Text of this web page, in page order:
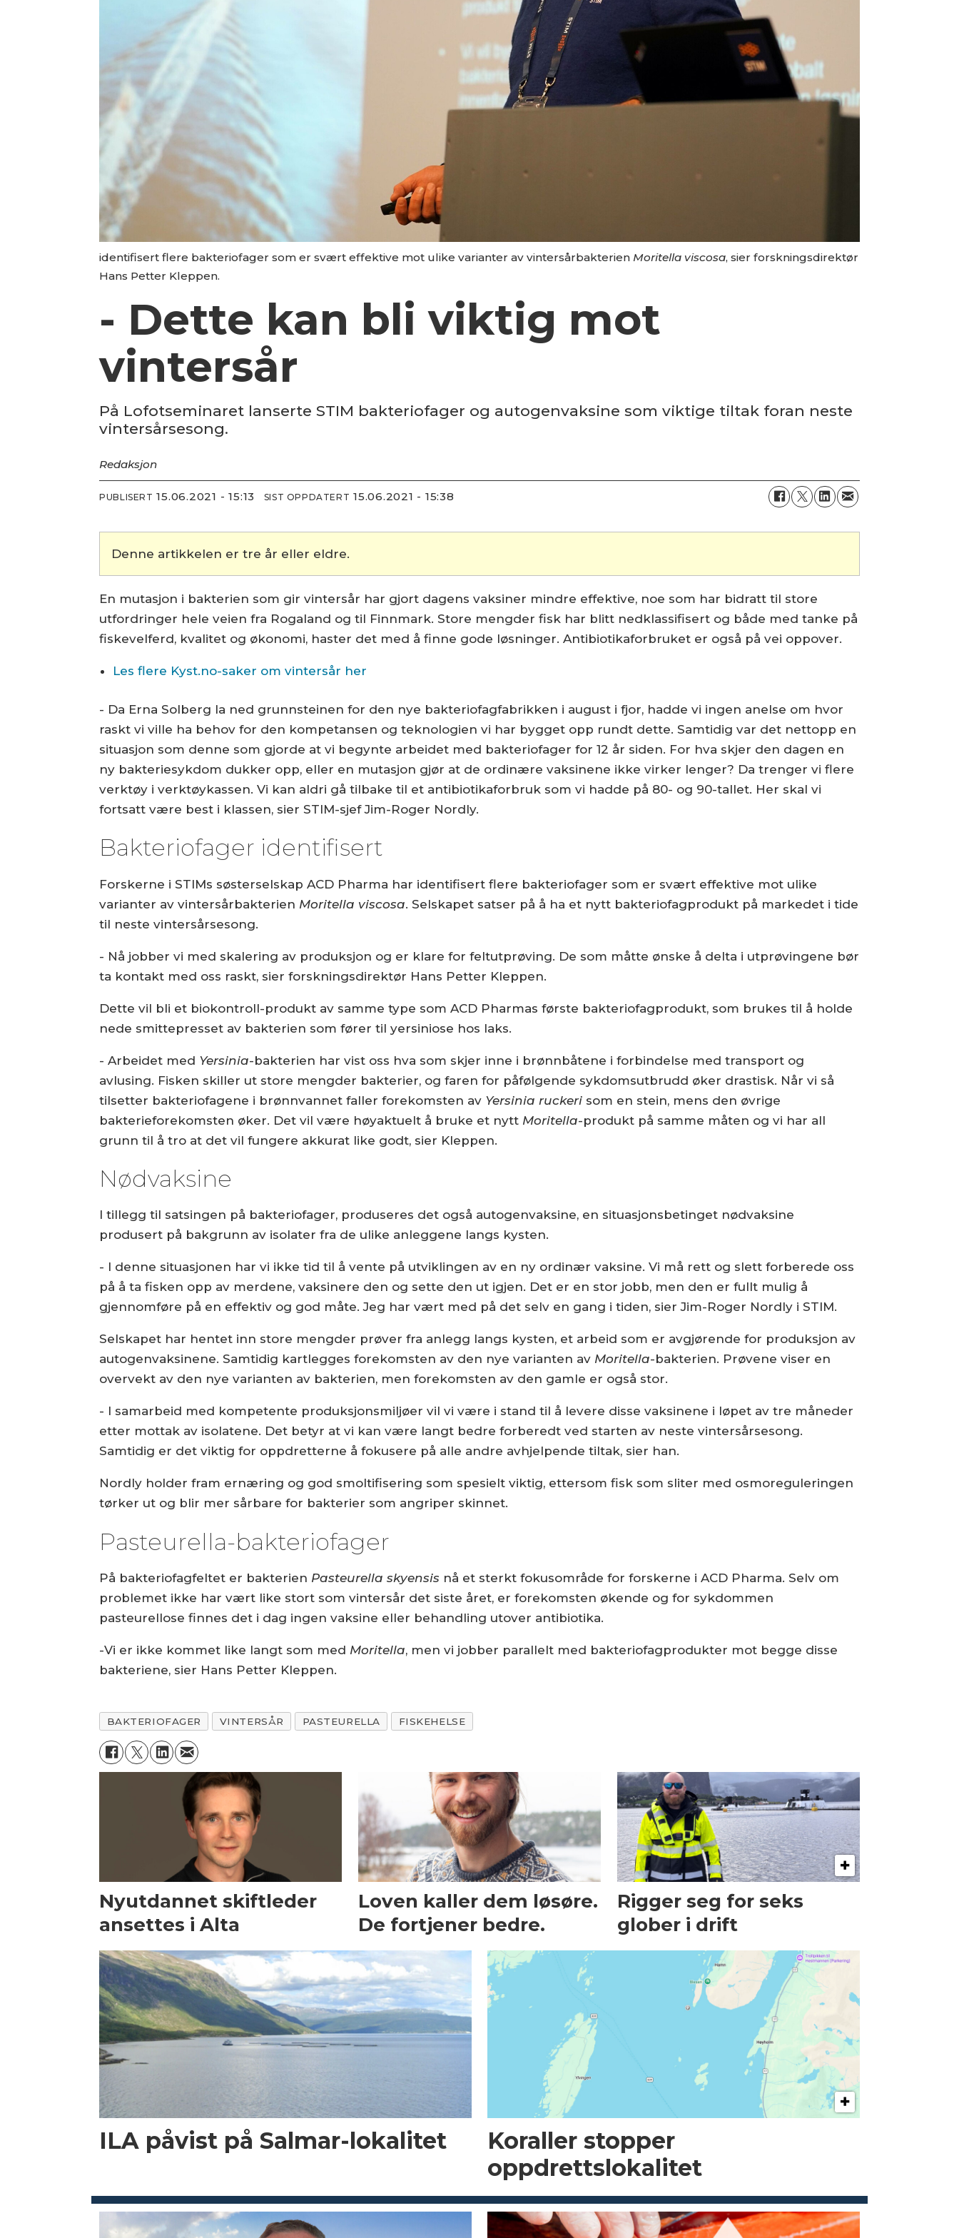
identifisert flere bakteriofager som er svært effektive mot ulike varianter av vintersårbakterien Moritella viscosa, sier forskningsdirektør
Hans Petter Kleppen.
- Dette kan bli viktig mot
vintersår
På Lofotseminaret lanserte STIM bakteriofager og autogenvaksine som viktige tiltak foran neste
vintersårsesong.
Redaksjon
PUBLISERT 15.06.2021 - 15:13 SIST OPPDATERT 15.06.2021 - 15:38
Denne artikkelen er tre år eller eldre.
En mutasjon i bakterien som gir vintersår har gjort dagens vaksiner mindre effektive, noe som har bidratt til store
utfordringer hele veien fra Rogaland og til Finnmark. Store mengder fisk har blitt nedklassifisert og både med tanke på
fiskevelferd, kvalitet og økonomi, haster det med å finne gode løsninger. Antibiotikaforbruket er også på vei oppover.
Les flere Kyst.no-saker om vintersår her
- Da Erna Solberg la ned grunnsteinen for den nye bakteriofagfabrikken i august i fjor, hadde vi ingen anelse om hvor
raskt vi ville ha behov for den kompetansen og teknologien vi har bygget opp rundt dette. Samtidig var det nettopp en
situasjon som denne som gjorde at vi begynte arbeidet med bakteriofager for 12 år siden. For hva skjer den dagen en
ny bakteriesykdom dukker opp, eller en mutasjon gjør at de ordinære vaksinene ikke virker lenger? Da trenger vi flere
verktøy i verktøykassen. Vi kan aldri gå tilbake til et antibiotikaforbruk som vi hadde på 80- og 90-tallet. Her skal vi
fortsatt være best i klassen, sier STIM-sjef Jim-Roger Nordly.
Bakteriofager identifisert
Forskerne i STIMs søsterselskap ACD Pharma har identifisert flere bakteriofager som er svært effektive mot ulike
varianter av vintersårbakterien Moritella viscosa. Selskapet satser på å ha et nytt bakteriofagprodukt på markedet i tide
til neste vintersårsesong.
- Nå jobber vi med skalering av produksjon og er klare for feltutprøving. De som måtte ønske å delta i utprøvingene bør
ta kontakt med oss raskt, sier forskningsdirektør Hans Petter Kleppen.
Dette vil bli et biokontroll-produkt av samme type som ACD Pharmas første bakteriofagprodukt, som brukes til å holde
nede smittepresset av bakterien som fører til yersiniose hos laks.
- Arbeidet med Yersinia-bakterien har vist oss hva som skjer inne i brønnbåtene i forbindelse med transport og
avlusing. Fisken skiller ut store mengder bakterier, og faren for påfølgende sykdomsutbrudd øker drastisk. Når vi så
tilsetter bakteriofagene i brønnvannet faller forekomsten av Yersinia ruckeri som en stein, mens den øvrige
bakterieforekomsten øker. Det vil være høyaktuelt å bruke et nytt Moritella-produkt på samme måten og vi har all
grunn til å tro at det vil fungere akkurat like godt, sier Kleppen.
Nødvaksine
I tillegg til satsingen på bakteriofager, produseres det også autogenvaksine, en situasjonsbetinget nødvaksine
produsert på bakgrunn av isolater fra de ulike anleggene langs kysten.
- I denne situasjonen har vi ikke tid til å vente på utviklingen av en ny ordinær vaksine. Vi må rett og slett forberede oss
på å ta fisken opp av merdene, vaksinere den og sette den ut igjen. Det er en stor jobb, men den er fullt mulig å
gjennomføre på en effektiv og god måte. Jeg har vært med på det selv en gang i tiden, sier Jim-Roger Nordly i STIM.
Selskapet har hentet inn store mengder prøver fra anlegg langs kysten, et arbeid som er avgjørende for produksjon av
autogenvaksinene. Samtidig kartlegges forekomsten av den nye varianten av Moritella-bakterien. Prøvene viser en
overvekt av den nye varianten av bakterien, men forekomsten av den gamle er også stor.
- I samarbeid med kompetente produksjonsmiljøer vil vi være i stand til å levere disse vaksinene i løpet av tre måneder
etter mottak av isolatene. Det betyr at vi kan være langt bedre forberedt ved starten av neste vintersårsesong.
Samtidig er det viktig for oppdretterne å fokusere på alle andre avhjelpende tiltak, sier han.
Nordly holder fram ernæring og god smoltifisering som spesielt viktig, ettersom fisk som sliter med osmoreguleringen
tørker ut og blir mer sårbare for bakterier som angriper skinnet.
Pasteurella-bakteriofager
På bakteriofagfeltet er bakterien Pasteurella skyensis nå et sterkt fokusområde for forskerne i ACD Pharma. Selv om
problemet ikke har vært like stort som vintersår det siste året, er forekomsten økende og for sykdommen
pasteurellose finnes det i dag ingen vaksine eller behandling utover antibiotika.
-Vi er ikke kommet like langt som med Moritella, men vi jobber parallelt med bakteriofagprodukter mot begge disse
bakteriene, sier Hans Petter Kleppen.
BAKTERIOFAGER VINTERSÅR PASTEURELLA FISKEHELSE
Nyutdannet skiftleder
ansettes i Alta
Loven kaller dem løsøre.
De fortjener bedre.
Rigger seg for seks
glober i drift
ILA påvist på Salmar-lokalitet
Koraller stopper
oppdrettslokalitet